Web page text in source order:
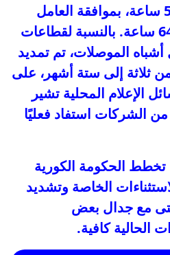
الحد الأسبوعي البالغ 52 ساعة، بموافقة العامل
والحكومة، بحد أقصى 64 ساعة. بالنسبة لقطاعات
أشباه الموصلات، تم تمديد
ثلاثة إلى ستة أشهر، على
الإعلام المحلية تشير
الشركات استفاد فعليًا
تخطط الحكومة الكورية
الخاصة وتشديد
مع جدال بعض
الحالية كافية.